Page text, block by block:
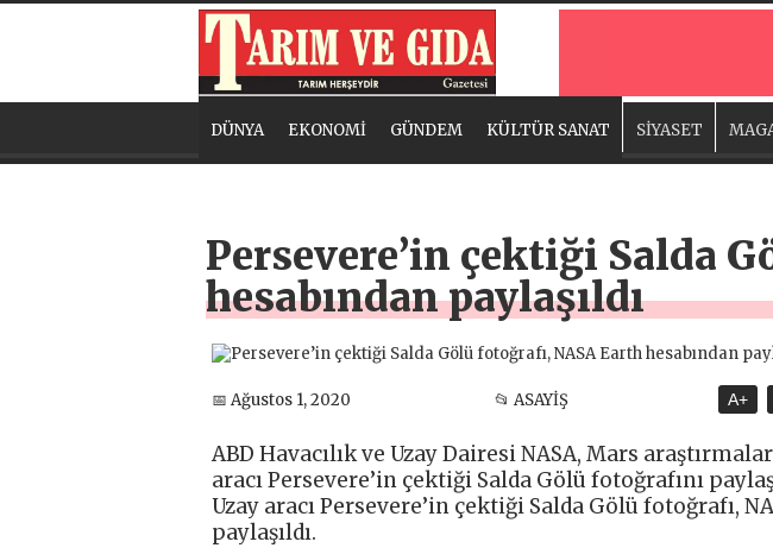
DÜNYA EKONOMİ GÜNDEM KÜLTÜR SANAT SİYASET
Persevere’in çektiği Salda
hesabından paylaşıldı
📅 Ağustos 1, 2020 📂 ASAYİŞ A+
ABD Havacılık ve Uzay Dairesi NASA, Mars
aracı Persevere’in çektiği Salda Gölü fotoğrafını
Uzay aracı Persevere’in çektiği Salda Gölü fotoğrafı,
paylaşıldı.